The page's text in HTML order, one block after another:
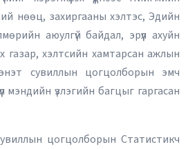
нөөц, захиргааны хэлтэс, Эдийн
аюулгүй байдал, эрүүл ахуйн
газар, хэлтсийн хамтарсан ажлын
сувиллын цогцолборын эмч
мэндийн үзлэгийн багцыг гаргасан
цогцолборын Статистикч